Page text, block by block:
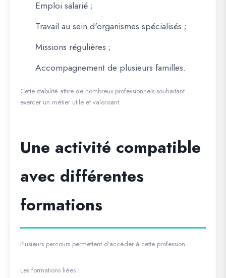
Emploi salarié ;
Travail au sein d'organismes spécialisés ;
Missions régulières ;
Accompagnement de plusieurs familles.
Cette stabilité attire de nombreux professionnels souhaitant
exercer un métier utile et valorisant.
Une activité compatible
avec différentes
formations
Plusieurs parcours permettent d'accéder à cette profession.
Les formations liées :